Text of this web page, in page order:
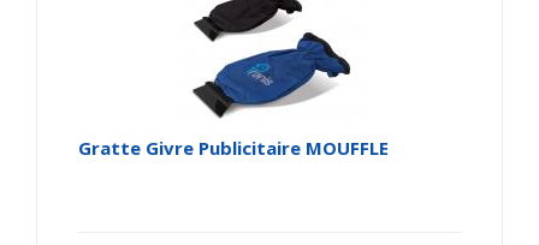
Gratte Givre Publicitaire MOUFFLE